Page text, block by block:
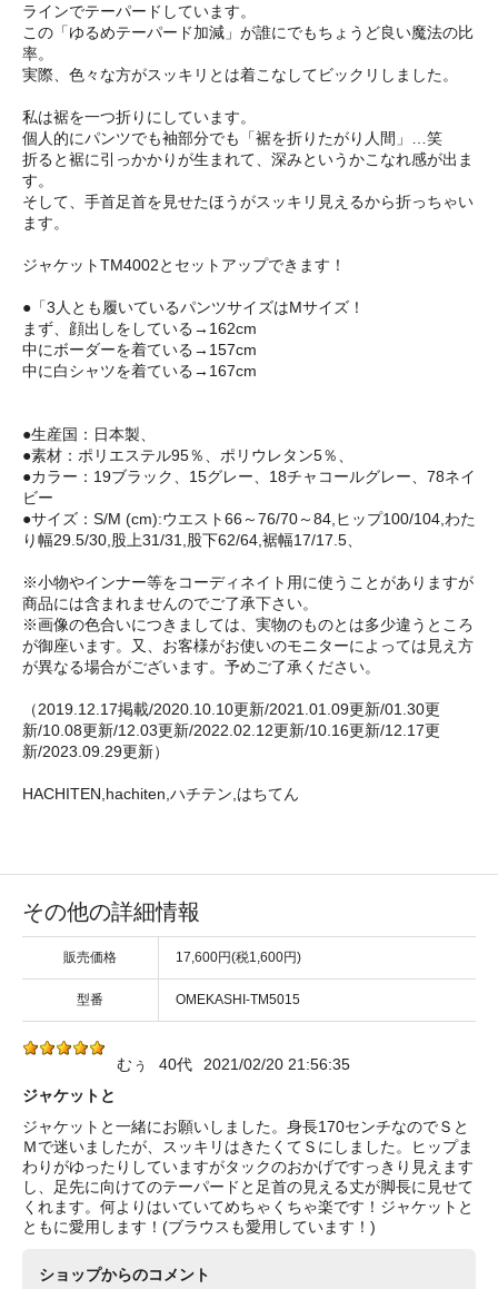
ラインでテーパードしています。
この「ゆるめテーパード加減」が誰にでもちょうど良い魔法の比
率。
実際、色々な方がスッキリとは着こなしてビックリしました。
私は裾を一つ折りにしています。
個人的にパンツでも袖部分でも「裾を折りたがり人間」…笑
折ると裾に引っかかりが生まれて、深みというかこなれ感が出ま
す。
そして、手首足首を見せたほうがスッキリ見えるから折っちゃい
ます。
ジャケットTM4002とセットアップできます！
●「3人とも履いているパンツサイズはMサイズ！
まず、顔出しをしている→162cm
中にボーダーを着ている→157cm
中に白シャツを着ている→167cm
●生産国：日本製、
●素材：ポリエステル95％、ポリウレタン5％、
●カラー：19ブラック、15グレー、18チャコールグレー、78ネイ
ビー
●サイズ：S/M (cm):ウエスト66～76/70～84,ヒップ100/104,わた
り幅29.5/30,股上31/31,股下62/64,裾幅17/17.5、
※小物やインナー等をコーディネイト用に使うことがありますが
商品には含まれませんのでご了承下さい。
※画像の色合いにつきましては、実物のものとは多少違うところ
が御座います。又、お客様がお使いのモニターによっては見え方
が異なる場合がございます。予めご了承ください。
（2019.12.17掲載/2020.10.10更新/2021.01.09更新/01.30更
新/10.08更新/12.03更新/2022.02.12更新/10.16更新/12.17更
新/2023.09.29更新）
HACHITEN,hachiten,ハチテン,はちてん
その他の詳細情報
販売価格 17,600円(税1,600円)
型番 OMEKASHI-TM5015
むぅ 40代
2021/02/20 21:56:35
ジャケットと
ジャケットと一緒にお願いしました。身長170センチなのでＳと
Ｍで迷いましたが、スッキリはきたくてＳにしました。ヒップま
わりがゆったりしていますがタックのおかげですっきり見えます
し、足先に向けてのテーパードと足首の見える丈が脚長に見せて
くれます。何よりはいていてめちゃくちゃ楽です！ジャケットと
ともに愛用します！(ブラウスも愛用しています！)
ショップからのコメント